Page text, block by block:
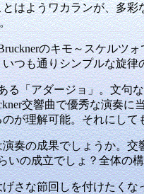
はようワカランが、多
のキモ～スケルツ
つも通りシンプルな旋
「アダージョ」。文句
交響曲で優秀な演奏
が理解可能。それにし
の成果でしょうか。交
いの成立でしょ？全体の
な節回しを付けたくな